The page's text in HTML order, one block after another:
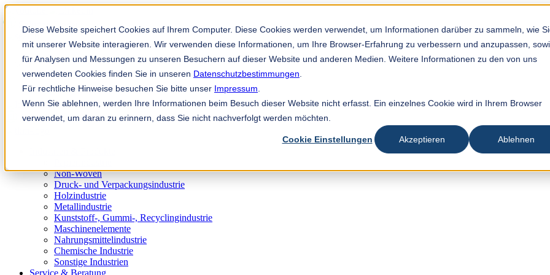
Diese Website speichert Cookies auf Ihrem Computer. Diese Cookies werden verwendet, um Informationen darüber zu sammeln, wie
mit unserer Website interagieren. Wir verwenden diese Informationen, um Ihre Browser-Erfahrung zu verbessern und anzupassen,
für Analysen und Messungen zu unseren Besuchern auf dieser Website und anderen Medien. Weitere Informationen zu den von uns
verwendeten Cookies finden Sie in unseren Datenschutzbestimmungen
Für rechtliche Hinweise besuchen Sie bitte unser Impressum
Wenn Sie ablehnen, werden Ihre Informationen beim Besuch dieser Website nicht erfasst. Ein einzelnes Cookie wird in Ihrem Browser
verwendet, um daran zu erinnern, dass Sie nicht nachverfolgt werden möchten.
Cookie Einstellungen Akzeptieren Ablehnen
Solution Finder
Mitarbeiterportal
de
Non-Woven
Druck- und Verpackungsindustrie
Holzindustrie
Metallindustrie
Kunststoff-, Gummi-, Recyclingindustrie
Maschinenelemente
Nahrungsmittelindustrie
Chemische Industrie
Sonstige Industrien
Service & Beratung